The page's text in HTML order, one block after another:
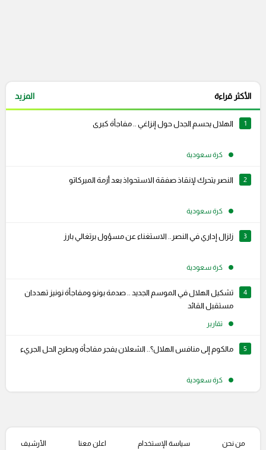
الأكثر قراءة المزيد
1 الهلال يحسم الجدل حول إنزاغي .. مفاجأة كبرى
كرة سعودية
2 النصر يتحرك لإنقاذ صفقة الاستحواذ بعد أزمة الميركاتو
كرة سعودية
3 زلزال إداري في النصر.. الاستغناء عن مسؤول برتغالي بارز
كرة سعودية
4
تشكيل الهلال في الموسم الجديد .. صدمة بونو ومفاجأة نونيز تهددان
مستقبل القائد
تقارير
5 مالكوم إلى منافس الهلال؟.. الشعلان يفجر مفاجأة ويطرح الحل الجريء
كرة سعودية
من نحن سياسة الإستخدام اعلن معنا الأرشيف